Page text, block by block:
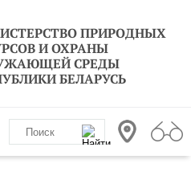
ПРИРОДНЫХ
И ОХРАНЫ
СРЕДЫ
БЕЛАРУСЬ